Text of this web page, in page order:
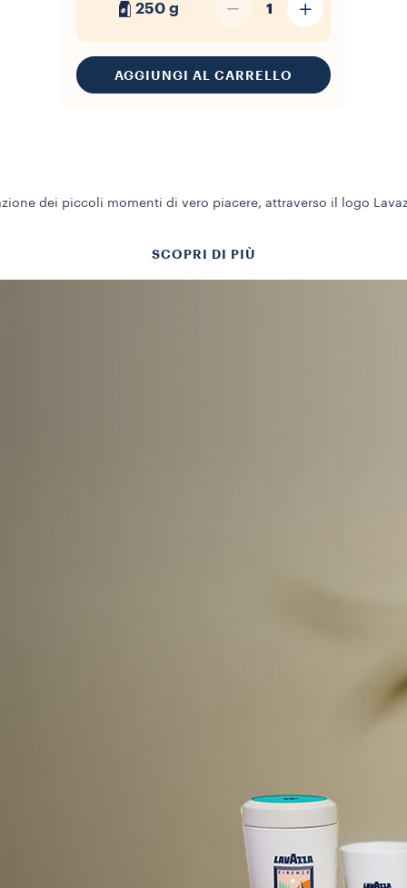
250 g 1
AGGIUNGI AL CARRELLO
dei piccoli momenti di vero piacere, attraverso il logo
SCOPRI DI PIÙ